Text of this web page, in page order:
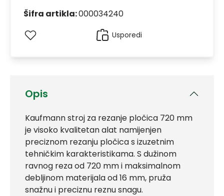
Opis
Kaufmann stroj za rezanje pločica 720 mm
je visoko kvalitetan alat namijenjen
preciznom rezanju pločica s izuzetnim
tehničkim karakteristikama. S dužinom
ravnog reza od 720 mm i maksimalnom
debljinom materijala od 16 mm, pruža
snažnu i preciznu reznu snagu.
Šifra artikla:000034240
Usporedi